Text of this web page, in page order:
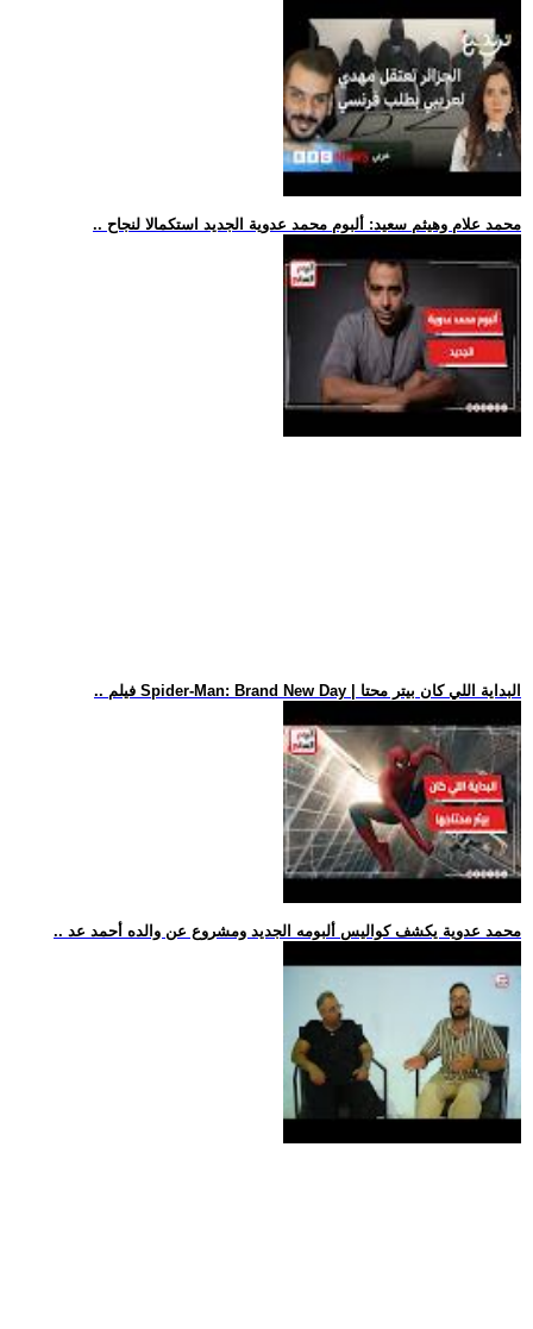
.. محمد علام وهيثم سعيد: ألبوم محمد عدوية الجديد استكمالا لنجاح
.. فيلم Spider-Man: Brand New Day | البداية اللي كان بيتر محتا
.. محمد عدوية يكشف كواليس ألبومه الجديد ومشروع عن والده أحمد عد